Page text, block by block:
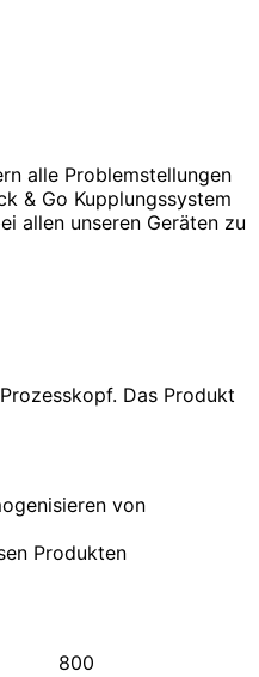
alle Problemstellungen
& Go Kupplungssystem
allen unseren Geräten zu
Das Produkt
von
Produkten
800